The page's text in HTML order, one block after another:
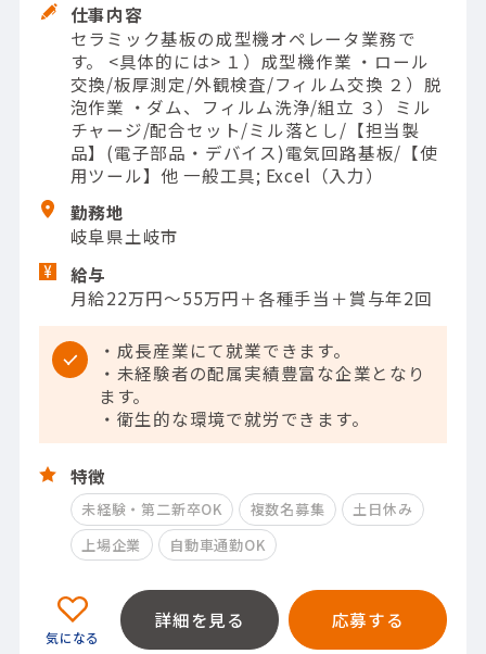
仕事内容
セラミック基板の成型機オペレータ業務で
す。 <具体的には> １）成型機作業 ・ロール
交換/板厚測定/外観検査/フィルム交換 ２）脱
泡作業 ・ダム、フィルム洗浄/組立 ３）ミル
チャージ/配合セット/ミル落とし/【担当製
品】(電子部品・デバイス)電気回路基板/【使
用ツール】他 一般工具; Excel（入力）
勤務地
岐阜県土岐市
給与
月給22万円～55万円＋各種手当＋賞与年2回
・成長産業にて就業できます。
・未経験者の配属実績豊富な企業となり
ます。
・衛生的な環境で就労できます。
特徴
未経験・第二新卒OK 複数名募集
土日休み
上場企業
自動車通勤OK
詳細を見る 応募する